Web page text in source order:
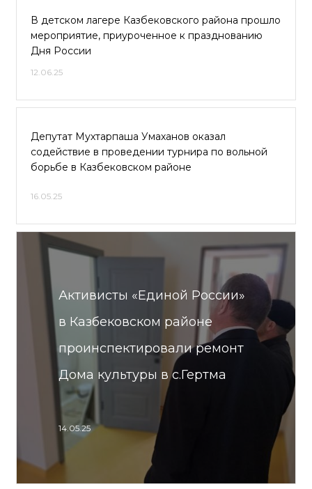
В детском лагере Казбековского района прошло
мероприятие, приуроченное к празднованию
Дня России
12.06.25
Депутат Мухтарпаша Умаханов оказал
содействие в проведении турнира по вольной
борьбе в Казбековском районе
16.05.25
Активисты «Единой России»
в Казбековском районе
проинспектировали ремонт
Дома культуры в с.Гертма
14.05.25